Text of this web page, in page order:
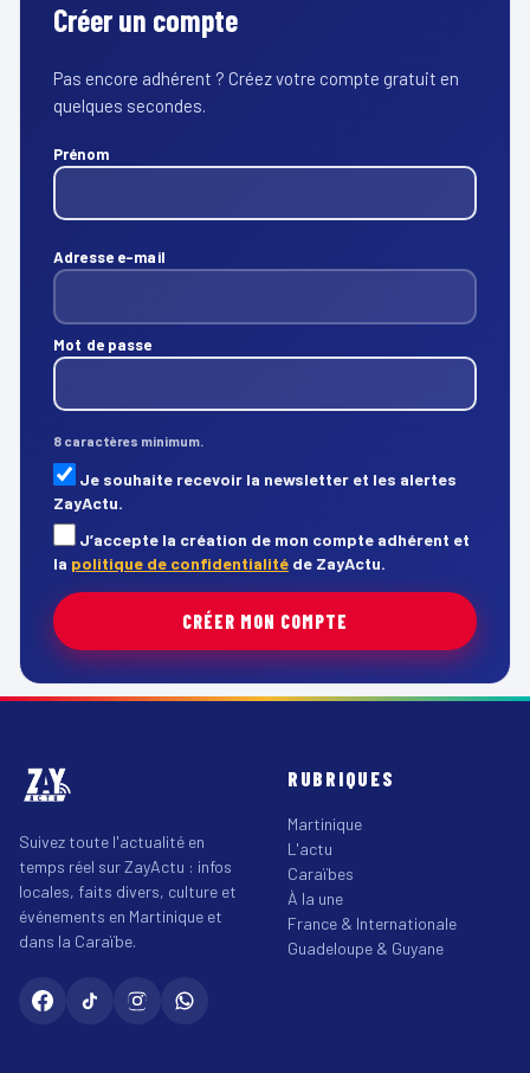
Créer un compte
Pas encore adhérent ? Créez votre compte gratuit en
quelques secondes.
Prénom
Adresse e-mail
Mot de passe
8 caractères minimum.
Je souhaite recevoir la newsletter et les alertes
ZayActu.
J’accepte la création de mon compte adhérent et
la politique de confidentialité de ZayActu.
CRÉER MON COMPTE
Suivez toute l'actualité en
temps réel sur ZayActu : infos
locales, faits divers, culture et
événements en Martinique et
dans la Caraïbe.
RUBRIQUES
Martinique
L'actu
Caraïbes
À la une
France & Internationale
Guadeloupe & Guyane